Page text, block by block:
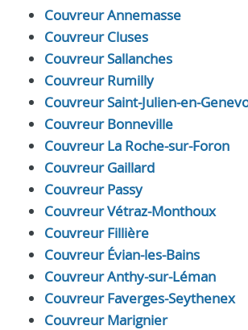
Couvreur Annemasse
Couvreur Cluses
Couvreur Sallanches
Couvreur Rumilly
Couvreur Saint-Julien-en-
Couvreur Bonneville
Couvreur La Roche-sur-Foron
Couvreur Gaillard
Couvreur Passy
Couvreur Vétraz-Monthoux
Couvreur Fillière
Couvreur Évian-les-Bains
Couvreur Anthy-sur-Léman
Couvreur Faverges-Seythenex
Couvreur Marignier